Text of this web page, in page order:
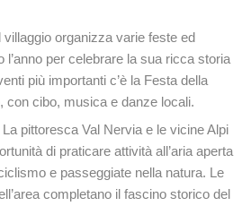
villaggio organizza varie feste ed
l’anno per celebrare la sua ricca storia
più importanti c’è la Festa della
con cibo, musica e danze locali.
La pittoresca Val Nervia e le vicine Alpi
di praticare attività all’aria aperta
e passeggiate nella natura. Le
completano il fascino storico del